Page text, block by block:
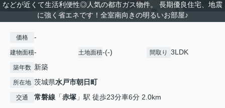
などが近くて生活利便性◎人気の都市ガス物件。 長期優良住宅、地震
に強く省エネです！全室南向きの明るいお部屋♪
価格 -
建物面積- 土地面積-(-) 間取り 3LDK
築年数 新築
所在地 茨城県水戸市朝日町
交通 常磐線 「赤塚 」駅 徒歩23分車6分 2.0km